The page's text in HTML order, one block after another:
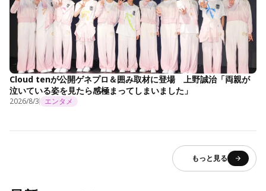
Cloud tenが公開ゲネプロ＆囲み取材に登場 上野誠治「両親が
泣いている姿を見たら感極まってしまいました」
2026/8/3 エンタメ
もっと見る